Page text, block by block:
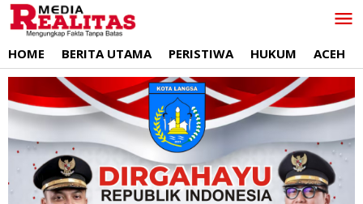
Lewati
ke
HOME BERITA UTAMA PERISTIWA HUKUM ACEH